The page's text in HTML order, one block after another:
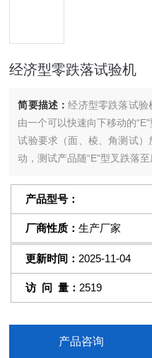
经济型零跌落试验机
简要描述：经济型零跌落试验
由一个可以快速向下移动的
试验要求（面、棱、角测试
动，测试产品随“E"型叉跌落
产品型号：
厂商性质：生产厂家
更新时间： 2025-11-04
访 问 量： 2519
产品咨询